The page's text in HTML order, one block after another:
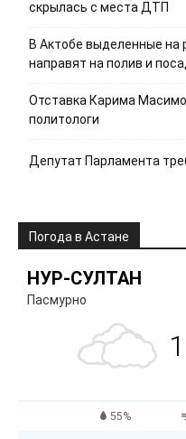
скрылась с места ДТП
В Актобе выделенные на
направят на полив и
Отставка Карима
политологи
Депутат Парламента
Погода в Астане
НУР-СУЛТАН
Пасмурно
55%